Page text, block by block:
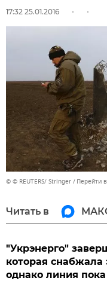
17:32 25.01.2016
© © REUTERS/ Stringer Перейти
Читать в
"Укрэнерго"
которая
однако линия